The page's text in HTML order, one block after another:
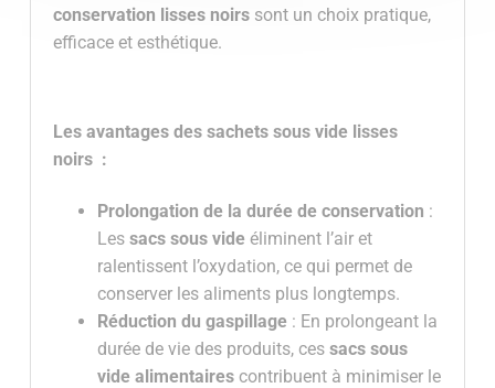
conservation lisses noirssont un choix pratique,
efficace et esthétique.
Les avantages des sachets sous vide lisses
noirs :
Prolongation de la durée de conservation :
Les sacs sous vide éliminent l’air et
ralentissent l’oxydation, ce qui permet de
conserver les aliments plus longtemps.
Réduction du gaspillage : En prolongeant la
durée de vie des produits, ces sacs sous
vide alimentairescontribuent à minimiser le